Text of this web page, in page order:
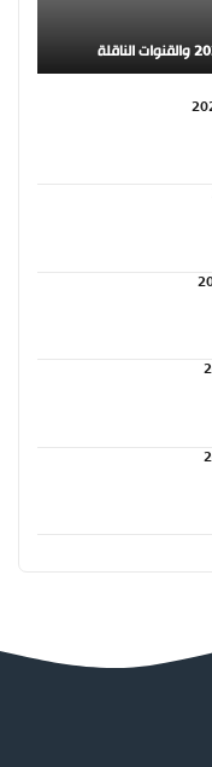
في كأس العالم 2026
العالم 2026
2026
2026